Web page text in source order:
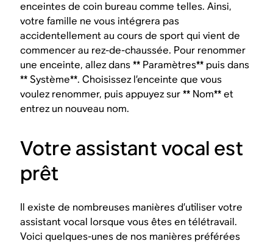
enceintes de coin bureau comme telles. Ainsi,
votre famille ne vous intégrera pas
accidentellement au cours de sport qui vient de
commencer au rez-de-chaussée. Pour renommer
une enceinte, allez dans ** Paramètres** puis dans
** Système**. Choisissez l’enceinte que vous
voulez renommer, puis appuyez sur ** Nom** et
entrez un nouveau nom.
Votre assistant vocal est
prêt
Il existe de nombreuses manières d’utiliser votre
assistant vocal lorsque vous êtes en télétravail.
Voici quelques-unes de nos manières préférées